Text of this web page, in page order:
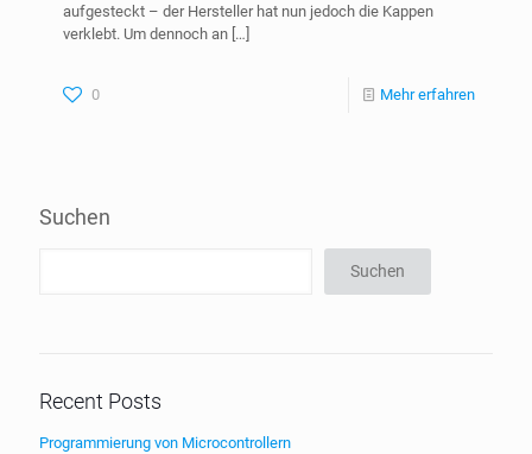
aufgesteckt – der Hersteller hat nun jedoch die Kappen
verklebt. Um dennoch an […]
0 Mehr erfahren
Suchen
Suchen
Recent Posts
Programmierung von Microcontrollern